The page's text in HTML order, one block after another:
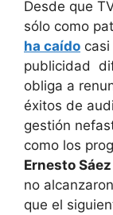
Desde que
sólo como
ha caído
publicidad
obliga a
éxitos de
gestión
como los
Ernesto
no
que el